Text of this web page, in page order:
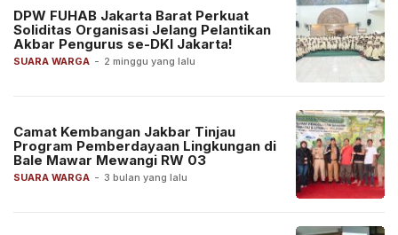
SUARA WARGA - 2 minggu yang lalu
DPW FUHAB Jakarta Barat Perkuat
Soliditas Organisasi Jelang Pelantikan
Akbar Pengurus se-DKI Jakarta!
SUARA WARGA - 3 bulan yang lalu
Camat Kembangan Jakbar Tinjau
Program Pemberdayaan Lingkungan di
Bale Mawar Mewangi RW 03